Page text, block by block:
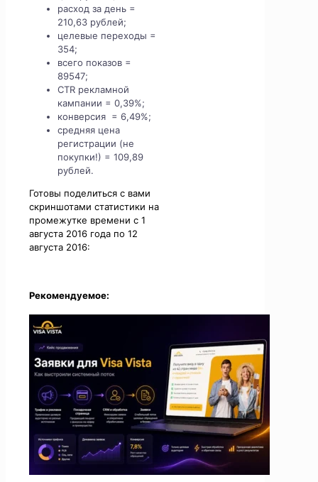
расход за день =
210,63 рублей;
целевые переходы =
354;
всего показов =
89547;
CTR рекламной
кампании = 0,39%;
конверсия = 6,49%;
средняя цена
регистрации (не
покупки!) = 109,89
рублей.
Готовы поделиться с вами
скриншотами статистики на
промежутке времени с 1
августа 2016 года по 12
августа 2016:
Рекомендуемое: